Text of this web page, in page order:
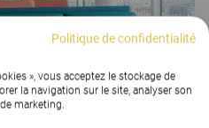
Politique de confidentialité
», vous acceptez le stockage de
la navigation sur le site, analyser son
marketing.